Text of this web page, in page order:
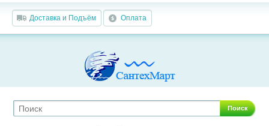
Доставка и Подъём Оплата
Поиск